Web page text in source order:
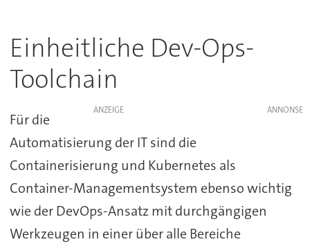
Einheitliche Dev-Ops-
Toolchain
ANZEIGE
Für die
Automatisierung der IT sind die
Containerisierung und Kubernetes als
Container-Managementsystem ebenso wichtig
wie der DevOps-Ansatz mit durchgängigen
Werkzeugen in einer über alle Bereiche